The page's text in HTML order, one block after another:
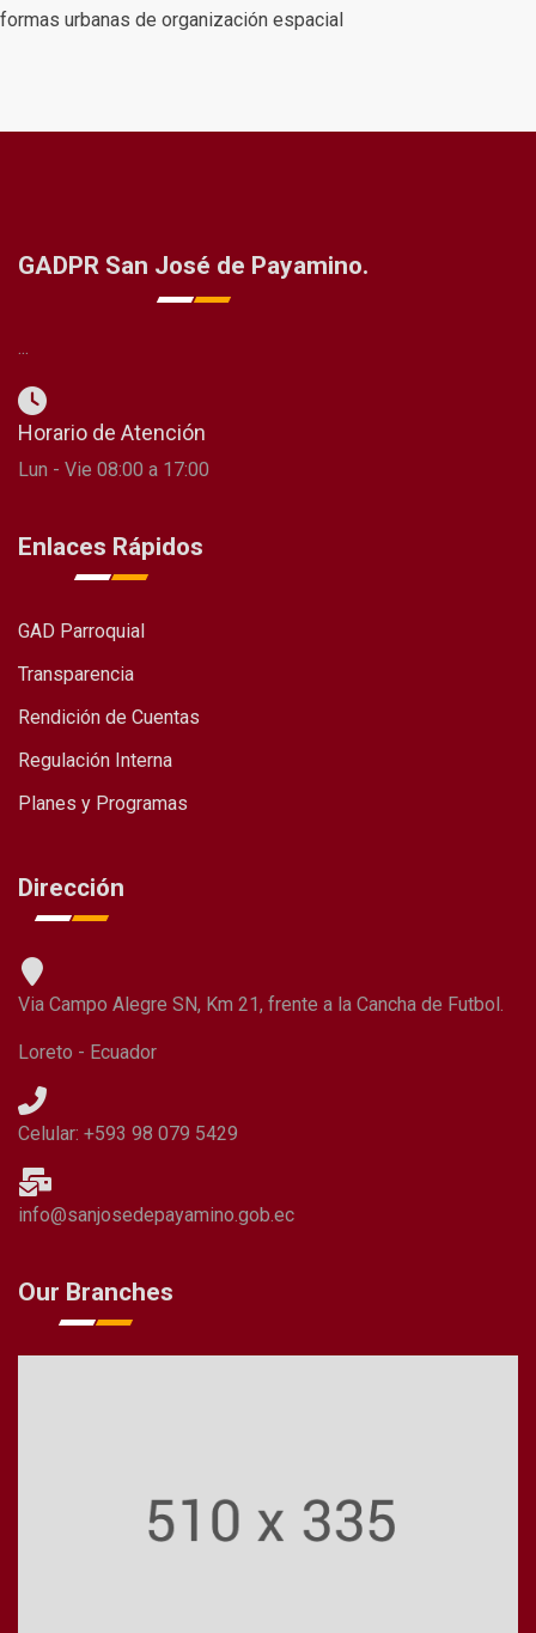
formas urbanas de organización espacial
GADPR San José de Payamino.
...
Horario de Atención
Lun - Vie 08:00 a 17:00
Enlaces Rápidos
GAD Parroquial
Transparencia
Rendición de Cuentas
Regulación Interna
Planes y Programas
Dirección
Via Campo Alegre SN, Km 21, frente a la Cancha de Futbol.
Loreto - Ecuador
Celular: +593 98 079 5429
info@sanjosedepayamino.gob.ec
Our Branches